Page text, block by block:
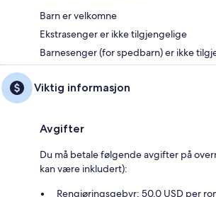
Barn er velkomne
Ekstrasenger er ikke tilgjengelige
Barnesenger (for spedbarn) er ikke
Viktig informasjon
Avgifter
Du må betale følgende avgifter på
kan være inkludert):
Rengjøringsgebyr: 50.0 USD per